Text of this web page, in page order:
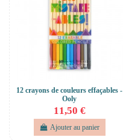
12 crayons de couleurs effaçables -
Ooly
11,50 €
Ajouter au panier